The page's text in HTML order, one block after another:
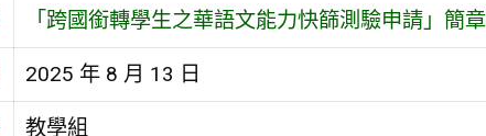
「跨國銜轉學生之華語文能力快篩測驗申請」簡
2025 年 8 月 13 日
教學組